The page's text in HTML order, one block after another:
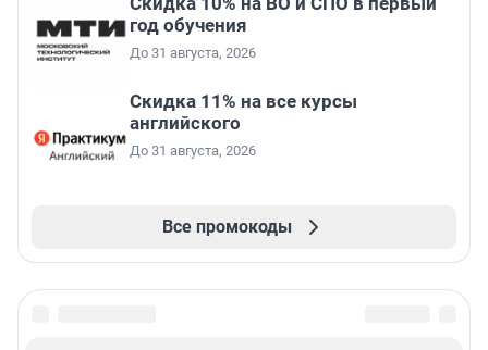
год обучения
До 31 августа, 2026
Скидка 11% на все курсы
английского
До 31 августа, 2026
Все промокоды